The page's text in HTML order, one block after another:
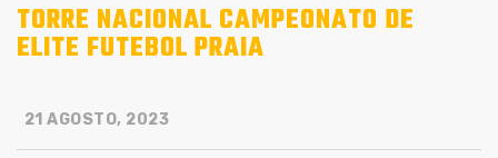
TORRE NACIONAL CAMPEONATO DE
ELITE FUTEBOL PRAIA
21 AGOSTO, 2023